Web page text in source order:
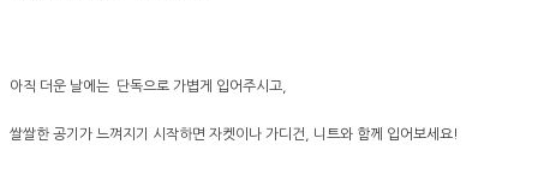
아직 더운 날에는 단독으로 가볍게 입어주시고,
쌀쌀한 공기가 느껴지기 시작하면 자켓이나 가디건, 니트와 함께 입어보세요!